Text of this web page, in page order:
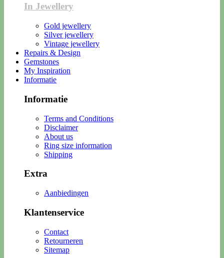
In Jewellery
Gold jewellery
Silver jewellery
Vintage jewellery
Repairs & Design
Gemstones
My Inspiration
Informatie
Informatie
Terms and Conditions
Disclaimer
About us
Ring size information
Shipping
Extra
Aanbiedingen
Klantenservice
Contact
Retourneren
Sitemap